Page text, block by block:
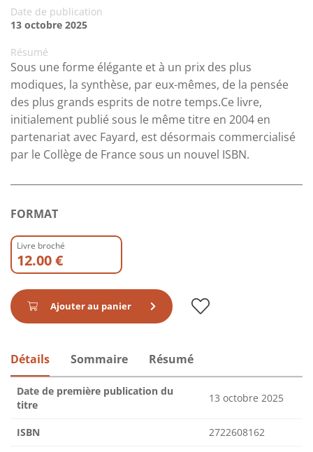
Date de publication
13 octobre 2025
Résumé
Sous une forme élégante et à un prix des plus
modiques, la synthèse, par eux-mêmes, de la pensée
des plus grands esprits de notre temps.Ce livre,
initialement publié sous le même titre en 2004 en
partenariat avec Fayard, est désormais commercialisé
par le Collège de France sous un nouvel ISBN.
FORMAT
Livre broché
12.00 €
Ajouter au panier
Détails Sommaire Résumé
Date de première publication du
titre
13 octobre 2025
ISBN 2722608162